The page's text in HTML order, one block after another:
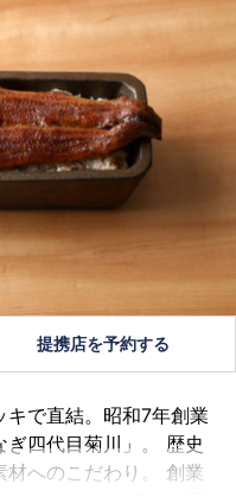
提携店を予約する
キで直結。昭和7年創業
四代目菊川」。 歴史
材へのこだわり。 創業